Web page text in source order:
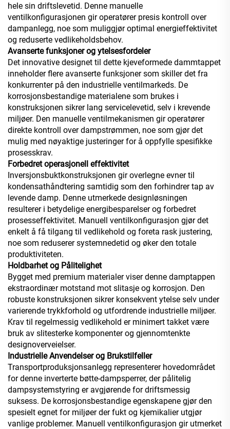
hele sin driftslevetid. Denne manuelle
ventilkonfigurasjonen gir operatører presis kontroll over
dampanlegg, noe som muliggjør optimal energieffektivitet
og reduserte vedlikeholdsbehov.
Avanserte funksjoner og ytelsesfordeler
Det innovative designet til dette kjeveformede dammtappet
inneholder flere avanserte funksjoner som skiller det fra
konkurrenter på den industrielle ventilmarkeds. De
korrosjonsbestandige materialene som brukes i
konstruksjonen sikrer lang servicelevetid, selv i krevende
miljøer. Den manuelle ventilmekanismen gir operatører
direkte kontroll over dampstrømmen, noe som gjør det
mulig med nøyaktige justeringer for å oppfylle spesifikke
prosesskrav.
Forbedret operasjonell effektivitet
Inversjonsbuktkonstruksjonen gir overlegne evner til
kondensathåndtering samtidig som den forhindrer tap av
levende damp. Denne utmerkede designløsningen
resulterer i betydelige energibesparelser og forbedret
prosesseffektivitet. Manuell ventilkonfigurasjon gjør det
enkelt å få tilgang til vedlikehold og foreta rask justering,
noe som reduserer systemnedetid og øker den totale
produktiviteten.
Holdbarhet og Pålitelighet
Bygget med premium materialer viser denne damptappen
ekstraordinær motstand mot slitasje og korrosjon. Den
robuste konstruksjonen sikrer konsekvent ytelse selv under
varierende trykkforhold og utfordrende industrielle miljøer.
Krav til regelmessig vedlikehold er minimert takket være
bruk av slitesterke komponenter og gjennomtenkte
designoverveielser.
Industrielle Anvendelser og Brukstilfeller
Transportproduksjonsanlegg representerer hovedområdet
for denne inverterte bøtte-dampsperrer, der pålitelig
dampsystemstyring er avgjørende for driftsmessig
suksess. De korrosjonsbestandige egenskapene gjør den
spesielt egnet for miljøer der fukt og kjemikalier utgjør
vanlige problemer. Manuell ventilkonfigurasjon gir utmerket